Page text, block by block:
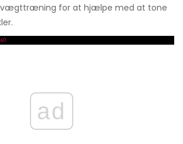
vægttræning for at hjælpe med at tone
ad